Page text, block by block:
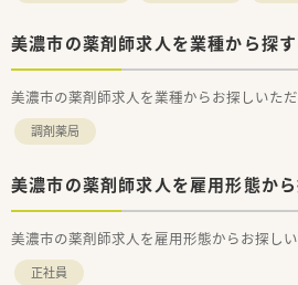
美濃市の薬剤師求人を業種から探す
美濃市の薬剤師求人を業種からお探しいただ
調剤薬局
美濃市の薬剤師求人を雇用形態か
美濃市の薬剤師求人を雇用形態からお探しい
正社員